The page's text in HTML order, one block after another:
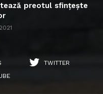
preotul sfințește
TWITTER